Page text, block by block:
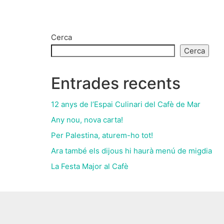
Cerca
Cerca
Entrades recents
12 anys de l’Espai Culinari del Cafè de Mar
Any nou, nova carta!
Per Palestina, aturem-ho tot!
Ara també els dijous hi haurà menú de migdia
La Festa Major al Cafè